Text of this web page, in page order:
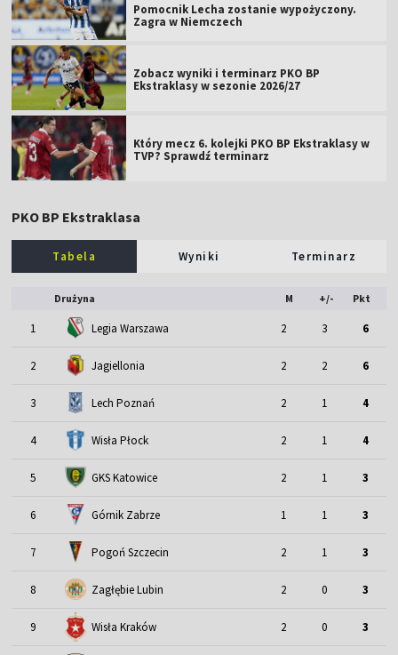
Pomocnik Lecha zostanie wypożyczony.
Zagra w Niemczech
Zobacz wyniki i terminarz PKO BP
Ekstraklasy w sezonie 2026/27
Który mecz 6. kolejki PKO BP Ekstraklasy w
TVP? Sprawdź terminarz
PKO BP Ekstraklasa
Tabela Wyniki Terminarz
Drużyna M +/- Pkt
1 Legia Warszawa 2 3 6
2 Jagiellonia 2 2 6
3 Lech Poznań 2 1 4
4 Wisła Płock 2 1 4
5 GKS Katowice 2 1 3
6 Górnik Zabrze 1 1 3
7 Pogoń Szczecin 2 1 3
8 Zagłębie Lubin 2 0 3
9 Wisła Kraków 2 0 3